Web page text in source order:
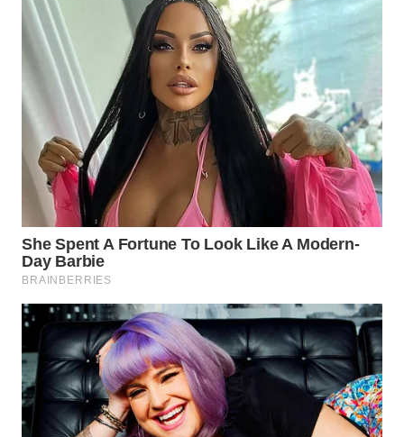
WN
BINJAI
WN
CIREBON
WN
INDRAMAYU
WN
KUNINGAN
WN
WN
SUBANG
WN
SUKABUMI